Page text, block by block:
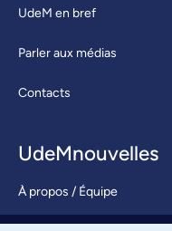
UdeM en bref
Parler aux médias
Contacts
UdeMnouvelles
À propos / Équipe